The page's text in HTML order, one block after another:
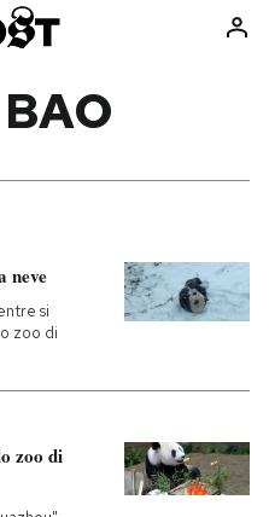
Consumismi
Storie/Idee
Ok Boomer!
Altrecose
Mondiali calcio 2026
neve
si
zoo di
zoo di